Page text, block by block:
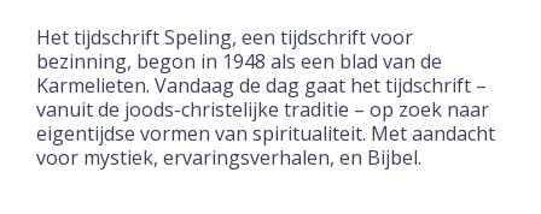
Het tijdschrift Speling, een tijdschrift voor
bezinning, begon in 1948 als een blad van de
Karmelieten. Vandaag de dag gaat het tijdschrift –
vanuit de joods-christelijke traditie – op zoek naar
eigentijdse vormen van spiritualiteit. Met aandacht
voor mystiek, ervaringsverhalen, en Bijbel.